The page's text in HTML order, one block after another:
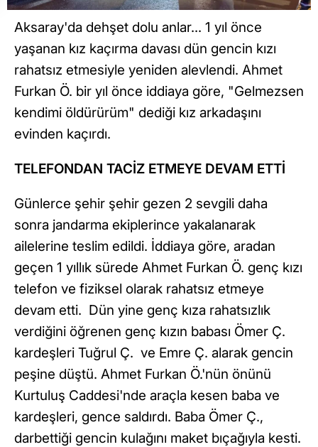
Aksaray'da dehşet dolu anlar... 1 yıl önce
yaşanan kız kaçırma davası dün gencin kızı
rahatsız etmesiyle yeniden alevlendi. Ahmet
Furkan Ö. bir yıl önce iddiaya göre, "Gelmezsen
kendimi öldürürüm" dediği kız arkadaşını
evinden kaçırdı.
TELEFONDAN TACİZ ETMEYE DEVAM ETTİ
Günlerce şehir şehir gezen 2 sevgili daha
sonra jandarma ekiplerince yakalanarak
ailelerine teslim edildi. İddiaya göre, aradan
geçen 1 yıllık sürede Ahmet Furkan Ö. genç kızı
telefon ve fiziksel olarak rahatsız etmeye
devam etti. Dün yine genç kıza rahatsızlık
verdiğini öğrenen genç kızın babası Ömer Ç.
kardeşleri Tuğrul Ç. ve Emre Ç. alarak gencin
peşine düştü. Ahmet Furkan Ö.'nün önünü
Kurtuluş Caddesi'nde araçla kesen baba ve
kardeşleri, gence saldırdı. Baba Ömer Ç.,
darbettiği gencin kulağını maket bıçağıyla kesti.